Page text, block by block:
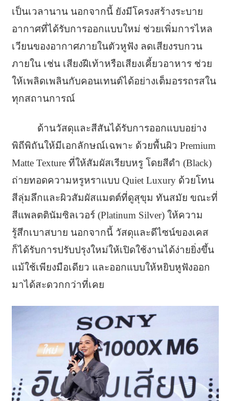
เป็นเวลานาน นอกจากนี้ ยังมีโครงสร้างระบาย
อากาศที่ได้รับการออกแบบใหม่ ช่วยเพิ่มการไหล
เวียนของอากาศภายในตัวหูฟัง ลดเสียงรบกวน
ภายใน เช่น เสียงฝีเท้าหรือเสียงเคี้ยวอาหาร ช่วย
ให้เพลิดเพลินกับคอนเทนต์ได้อย่างเต็มอรรถรสใน
ทุกสถานการณ์
ด้านวัสดุและสีสันได้รับการออกแบบอย่าง
พิถีพิถันให้มีเอกลักษณ์เฉพาะ ด้วยพื้นผิว Premium
Matte Texture ที่ให้สัมผัสเรียบหรู โดยสีดำ (Black)
ถ่ายทอดความหรูหราแบบ Quiet Luxury ด้วยโทน
สีลุ่มลึกและผิวสัมผัสแมตต์ที่ดูสุขุม ทันสมัย ขณะที่
สีแพลตตินัมซิลเวอร์ (Platinum Silver) ให้ความ
รู้สึกเบาสบาย นอกจากนี้ วัสดุและดีไซน์ของเคส
ก็ได้รับการปรับปรุงใหม่ให้เปิดใช้งานได้ง่ายยิ่งขึ้น
แม้ใช้เพียงมือเดียว และออกแบบให้หยิบหูฟังออก
มาได้สะดวกกว่าที่เคย